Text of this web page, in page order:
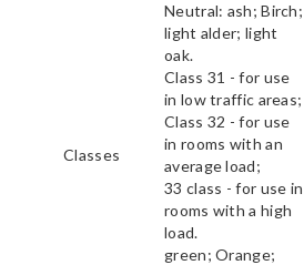
Neutral: ash; Birch;
light alder; light
oak.
Classes
Class 31 - for use
in low traffic areas;
Class 32 - for use
in rooms with an
average load;
33 class - for use in
rooms with a high
load.
green; Orange;